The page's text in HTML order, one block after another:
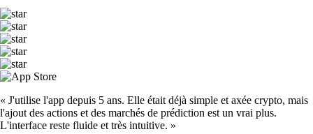
« J'utilise l'app depuis 5 ans. Elle était déjà simple et axée crypto, mais
l'ajout des actions et des marchés de prédiction est un vrai plus.
L'interface reste fluide et très intuitive. »